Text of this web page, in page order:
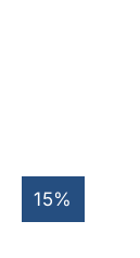
15%